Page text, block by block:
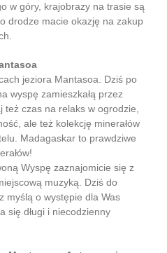
w góry, krajobrazy na trasie są
drodze macie okazję na zakup
jeziora Mantasoa. Dziś po
wyspę zamieszkałą przez
też czas na relaks w ogrodzie,
ale też kolekcję minerałów
Madagaskar to prawdziwe
Wyspę zaznajomicie się z
muzyką. Dziś do
myślą o występie dla Was
się długi i niecodzienny